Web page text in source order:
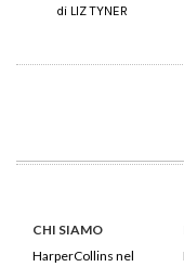
di LIZ TYNER
CHI SIAMO
HarperCollins nel